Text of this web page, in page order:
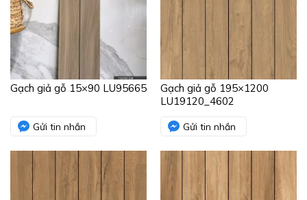
Gạch giả gỗ 15×90 LU95665
Gửi tin nhắn
Gạch giả gỗ 195×1200
LU19120_4602
Gửi tin nhắn